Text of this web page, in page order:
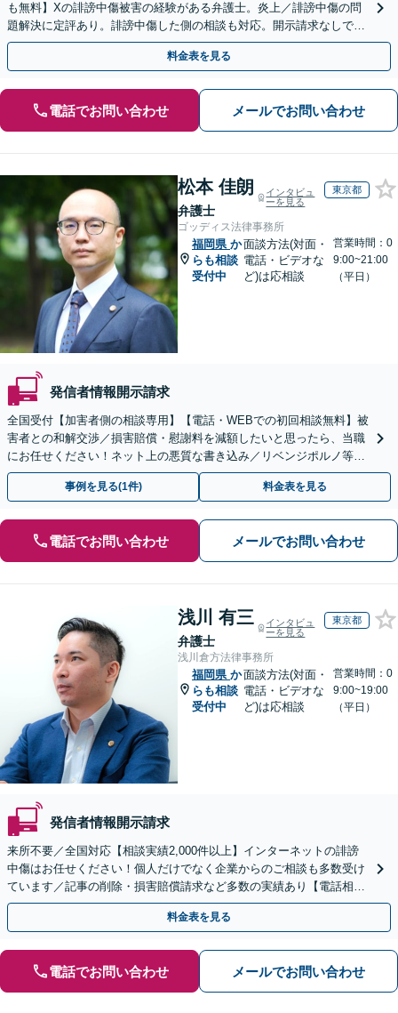
も無料】Xの誹謗中傷被害の経験がある弁護士。炎上／誹謗中傷の問
題解決に定評あり。誹謗中傷した側の相談も対応。開示請求なしで本
人の特定ができる場合もあり。
料金表を見る
電話でお問い合わせ メールでお問い合わせ
松本 佳朗
弁護士
インタビュ
ーを見る
東京都
ゴッディス法律事務所
福岡県 か
らも相談
受付中
面談方法(対面・
電話・ビデオな
ど)は応相談
営業時間：0
9:00~21:00
（平日）
発信者情報開示請求
全国受付【加害者側の相談専用】【電話・WEBでの初回相談無料】被
害者との和解交渉／損害賠償・慰謝料を減額したいと思ったら、当職
にお任せください！ネット上の悪質な書き込み／リベンジポルノ等、
代表弁護士が最後まで対応【関東エリア以外の相談も可】
事例を見る(1件) 料金表を見る
電話でお問い合わせ メールでお問い合わせ
浅川 有三
弁護士
インタビュ
ーを見る
東京都
浅川倉方法律事務所
福岡県 か
らも相談
受付中
面談方法(対面・
電話・ビデオな
ど)は応相談
営業時間：0
9:00~19:00
（平日）
発信者情報開示請求
来所不要／全国対応【相談実績2,000件以上】インターネットの誹謗
中傷はお任せください！個人だけでなく企業からのご相談も多数受け
ています／記事の削除・損害賠償請求など多数の実績あり【電話相談
可】【初回相談無料】【夜間休日面談可】
料金表を見る
電話でお問い合わせ メールでお問い合わせ